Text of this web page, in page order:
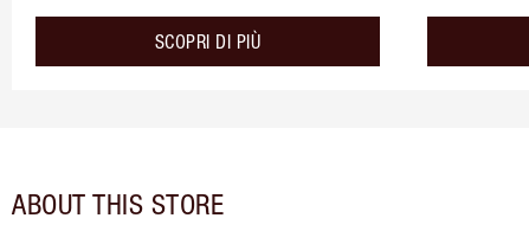
SCOPRI DI PIÙabout the
ABOUT THIS STORE